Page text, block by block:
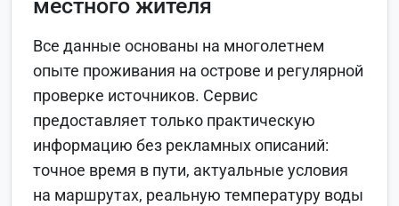
местного жителя
Все данные основаны на многолетнем
опыте проживания на острове и регулярной
проверке источников. Сервис
предоставляет только практическую
информацию без рекламных описаний:
точное время в пути, актуальные условия
на маршрутах, реальную температуру воды